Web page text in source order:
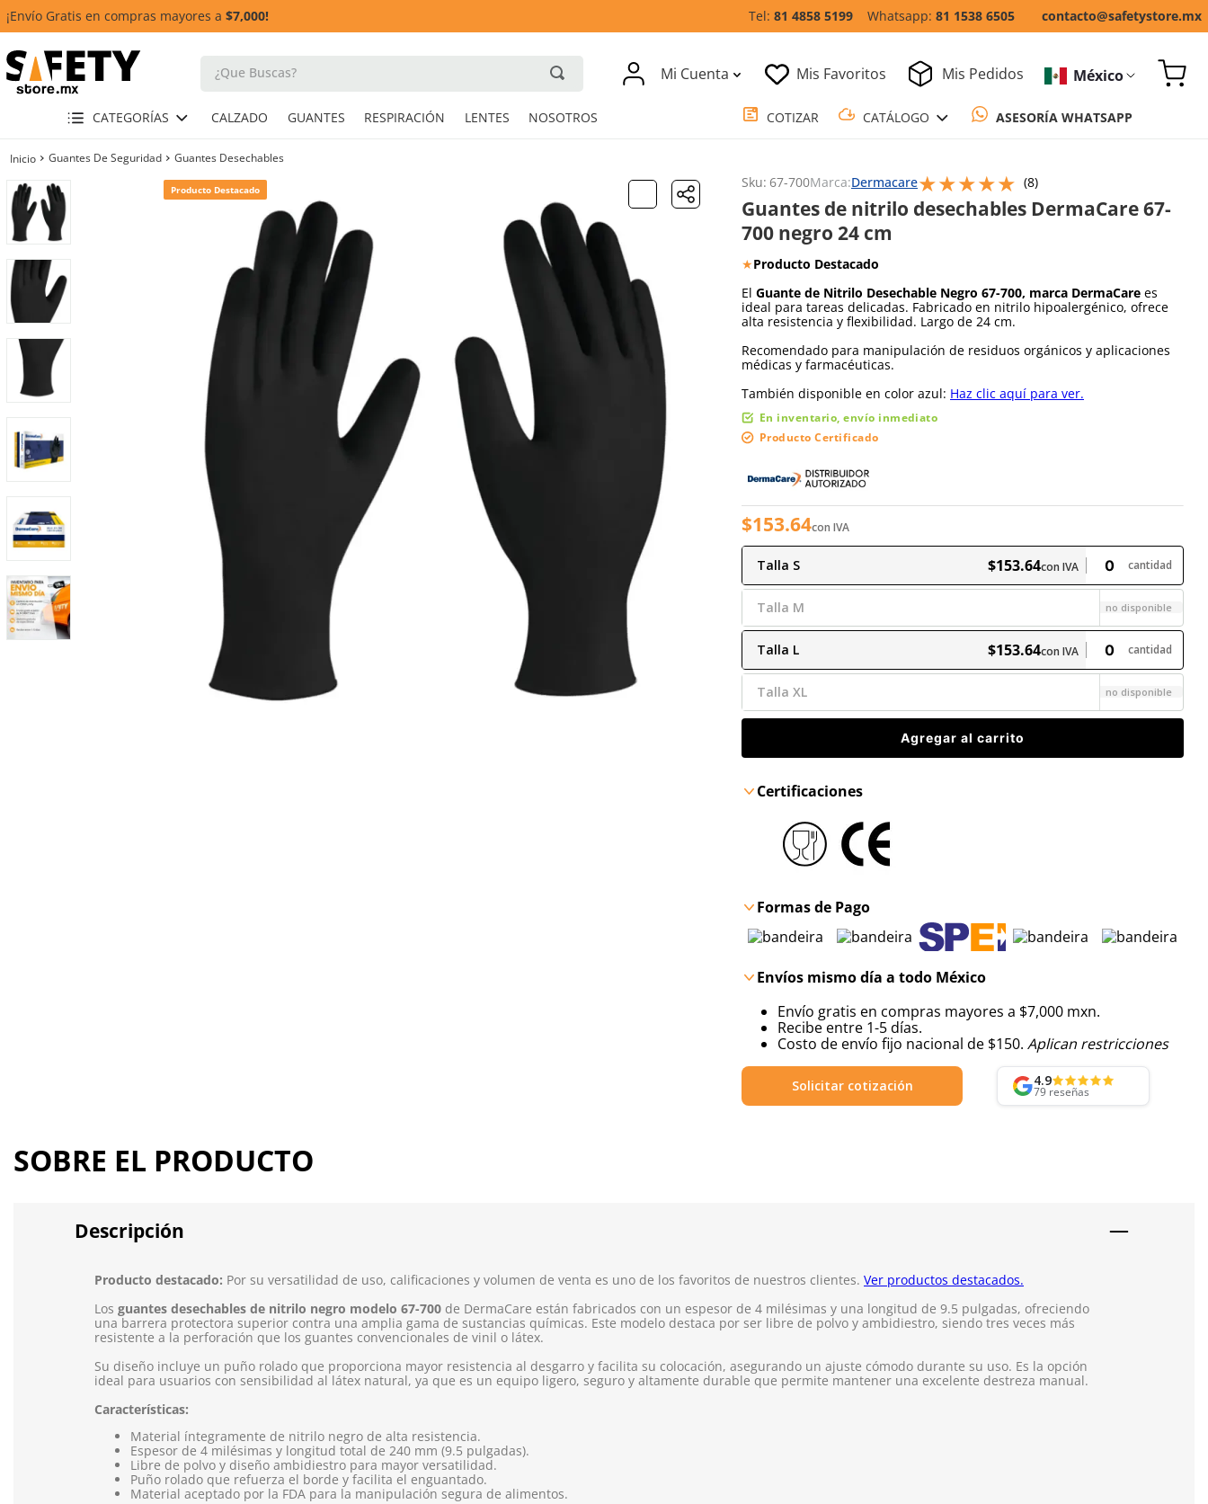
¡Envío Gratis en compras mayores a $7,000! 81 4858 5199 81 1538 6505 contacto@safetystore.mx
Mi Cuenta Mis Favoritos Mis Pedidos México
Guantes De Seguridad Guantes Desechables
Producto Destacado Sku: 67-700Marca:Dermacare★★★★★ (8)
Escribe un comentario
Guantes de nitrilo desechables DermaCare 67-
700 negro 24 cm
★Producto Destacado
El Guante de Nitrilo Desechable Negro 67-700, marca DermaCare es
ideal para tareas delicadas. Fabricado en nitrilo hipoalergénico, ofrece
alta resistencia y flexibilidad. Largo de 24 cm.
Recomendado para manipulación de residuos orgánicos y aplicaciones
médicas y farmacéuticas.
También disponible en color azul: Haz clic aquí para ver.
En inventario, envío inmediato
Producto Certificado
$153.64con IVA
Talla S $153.64con IVA cantidad
Talla M no disponible
Talla L $153.64con IVA cantidad
Talla XL no disponible
Agregar al carrito
Certificaciones
Formas de Pago
Envíos mismo día a todo México
Envío gratis en compras mayores a $7,000 mxn.
Recibe entre 1-5 días.
Costo de envío fijo nacional de $150. Aplican restricciones
Solicitar cotización 4.9
79 reseñas
SOBRE EL PRODUCTO
Descripción
Producto destacado: Por su versatilidad de uso, calificaciones y volumen de venta es uno de los favoritos de nuestros clientes. Ver productos destacados.
Los guantes desechables de nitrilo negro modelo 67-700 de DermaCare están fabricados con un espesor de 4 milésimas y una longitud de 9.5 pulgadas, ofreciendo
una barrera protectora superior contra una amplia gama de sustancias químicas. Este modelo destaca por ser libre de polvo y ambidiestro, siendo tres veces más
resistente a la perforación que los guantes convencionales de vinil o látex.
Su diseño incluye un puño rolado que proporciona mayor resistencia al desgarro y facilita su colocación, asegurando un ajuste cómodo durante su uso. Es la opción
ideal para usuarios con sensibilidad al látex natural, ya que es un equipo ligero, seguro y altamente durable que permite mantener una excelente destreza manual.
Características:
Material íntegramente de nitrilo negro de alta resistencia.
Espesor de 4 milésimas y longitud total de 240 mm (9.5 pulgadas).
Libre de polvo y diseño ambidiestro para mayor versatilidad.
Puño rolado que refuerza el borde y facilita el enguantado.
Material aceptado por la FDA para la manipulación segura de alimentos.
MÁS BUSCADOS
chalecos
guante
lentes
guantes
arnes
cascos